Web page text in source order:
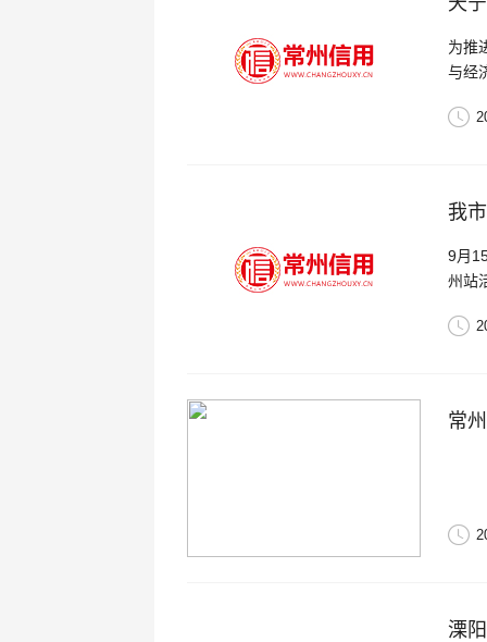
为推
与经
我
9月
州站
常
溧